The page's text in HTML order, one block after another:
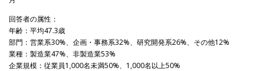
回答者の属性：
年齢：平均47.3歳
部門：営業系30%、企画・事務系32%、研究開発系26%、その他12%
業種：製造業47%、非製造業53%
企業規模：従業員1,000名未満50%、1,000名以上50%